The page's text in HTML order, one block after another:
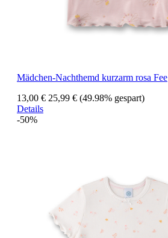
Mädchen-Nachthemd kurzarm rosa Fee
13,00 € 25,99 € (49.98% gespart)
Details
-50%